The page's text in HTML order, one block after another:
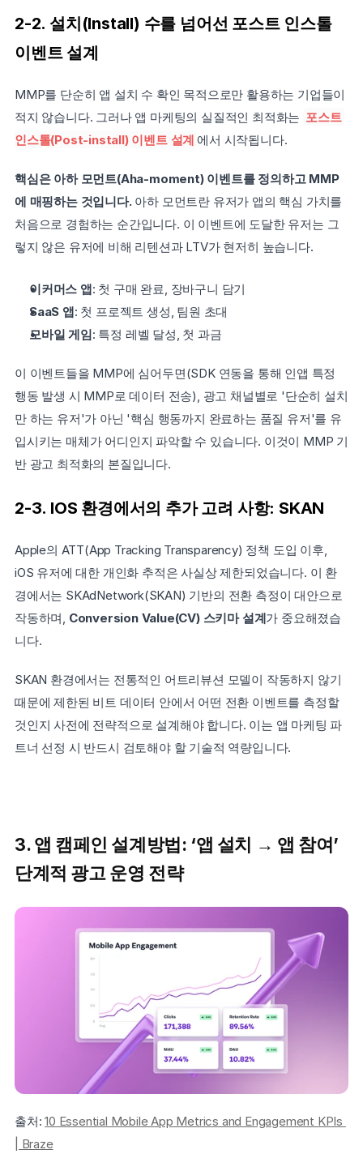
2-2. 설치(Install) 수를 넘어선 포스트 인스톨
이벤트 설계
MMP를 단순히 앱 설치 수 확인 목적으로만 활용하는 기업들이
적지 않습니다. 그러나 앱 마케팅의 실질적인 최적화는 포스트
인스톨(Post-install) 이벤트 설계 에서 시작됩니다.
핵심은 아하 모먼트(Aha-moment) 이벤트를 정의하고 MMP
에 매핑하는 것입니다. 아하 모먼트란 유저가 앱의 핵심 가치를
처음으로 경험하는 순간입니다. 이 이벤트에 도달한 유저는 그
렇지 않은 유저에 비해 리텐션과 LTV가 현저히 높습니다.
이커머스 앱: 첫 구매 완료, 장바구니 담기
SaaS 앱: 첫 프로젝트 생성, 팀원 초대
모바일 게임: 특정 레벨 달성, 첫 과금
이 이벤트들을 MMP에 심어두면(SDK 연동을 통해 인앱 특정
행동 발생 시 MMP로 데이터 전송), 광고 채널별로 '단순히 설치
만 하는 유저'가 아닌 '핵심 행동까지 완료하는 품질 유저'를 유
입시키는 매체가 어디인지 파악할 수 있습니다. 이것이 MMP 기
반 광고 최적화의 본질입니다.
2-3. IOS 환경에서의 추가 고려 사항: SKAN
Apple의 ATT(App Tracking Transparency) 정책 도입 이후,
iOS 유저에 대한 개인화 추적은 사실상 제한되었습니다. 이 환
경에서는 SKAdNetwork(SKAN) 기반의 전환 측정이 대안으로
작동하며, Conversion Value(CV) 스키마 설계가 중요해졌습
니다.
SKAN 환경에서는 전통적인 어트리뷰션 모델이 작동하지 않기
때문에 제한된 비트 데이터 안에서 어떤 전환 이벤트를 측정할
것인지 사전에 전략적으로 설계해야 합니다. 이는 앱 마케팅 파
트너 선정 시 반드시 검토해야 할 기술적 역량입니다.
3. 앱 캠페인 설계방법: ‘앱 설치 → 앱 참여’
단계적 광고 운영 전략
출처: 10 Essential Mobile App Metrics and Engagement KPIs
| Braze